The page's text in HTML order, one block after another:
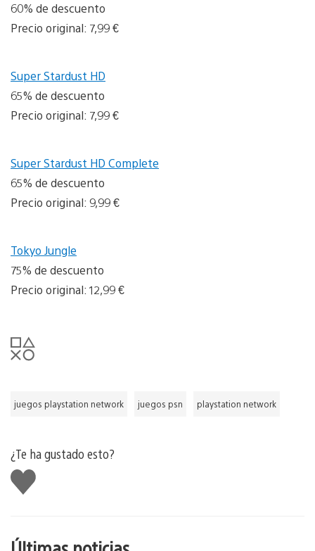
60% de descuento
Precio original: 7,99 €
Super Stardust HD
65% de descuento
Precio original: 7,99 €
Super Stardust HD Complete
65% de descuento
Precio original: 9,99 €
Tokyo Jungle
75% de descuento
Precio original: 12,99 €
juegos playstation network juegos psn playstation network
¿Te ha gustado esto?
Me
gusta